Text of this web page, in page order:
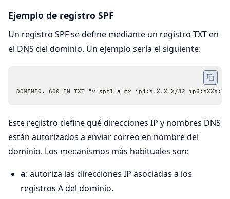
Ejemplo de registro SPF
Un registro SPF se define mediante un registro TXT en
el DNS del dominio. Un ejemplo sería el siguiente:
DOMINIO. 600 IN TXT "v=spf1 a mx ip4:X.X.X.X/32
Este registro define qué direcciones IP y nombres DNS
están autorizados a enviar correo en nombre del
dominio. Los mecanismos más habituales son:
a: autoriza las direcciones IP asociadas a los
registros A del dominio.